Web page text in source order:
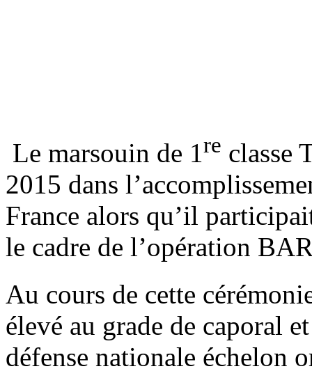
Le marsouin de 1re classe
2015 dans
France alors qu’il
le cadre de l’opération
Au cours de cette
élevé au grade de caporal
défense nationale échelon